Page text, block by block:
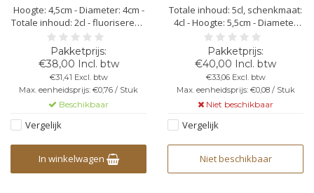
Hoogte: 4,5cm - Diameter: 4cm -
Totale inhoud: 2cl - fluoriserend
oranje - kunststof
polycarbonaat -
vaatwasbestendig -
herbruikbaar - bedrukking
mogelijk - onbreekbaar - niet
stapelbaar
€38,00 Incl. btw
€31,41 Excl. btw
Max. eenheidsprijs: €0,76 / Stuk
Beschikbaar
Vergelijk
In winkelwagen
Totale inhoud: 5cl, schenkmaat:
4cl - Hoogte: 5,5cm - Diameter
boven: 4,3cm - Diameter onder:
3cm - transparant -
polypropyleen - stapelbaar -
niet vaatwasbestendig - niet
herbruikbaar - geen bedrukking
mogelijk - breekbaar
€40,00 Incl. btw
€33,06 Excl. btw
Max. eenheidsprijs: €0,08 / Stuk
Niet beschikbaar
Vergelijk
Niet beschikbaar